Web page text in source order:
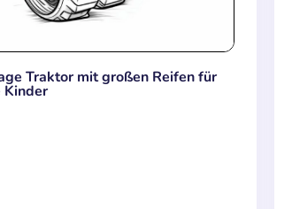
Traktor mit großen Reifen für
Kinder